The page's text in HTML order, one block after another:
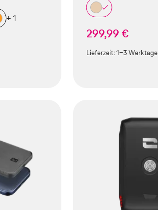
+ 1
299,99 €
Lieferzeit:1-3 Werktage